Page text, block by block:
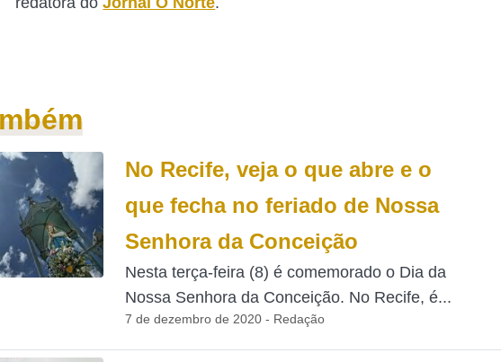
No Recife, veja o que abre e o
que fecha no feriado de Nossa
Senhora da Conceição
Nesta terça-feira (8) é comemorado o Dia da
Nossa Senhora da Conceição. No Recife, é...
7 de dezembro de 2020 - Redação